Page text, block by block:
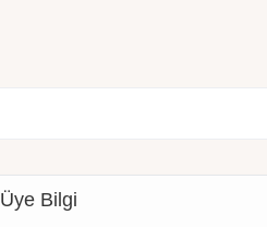
Üye Bilgi